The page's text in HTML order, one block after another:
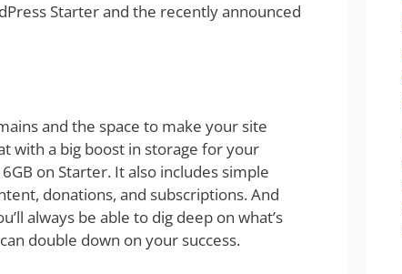
Starter and the recently announced
and the space to make your site
with a big boost in storage for your
on Starter. It also includes simple
donations, and subscriptions. And
always be able to dig deep on what’s
double down on your success.